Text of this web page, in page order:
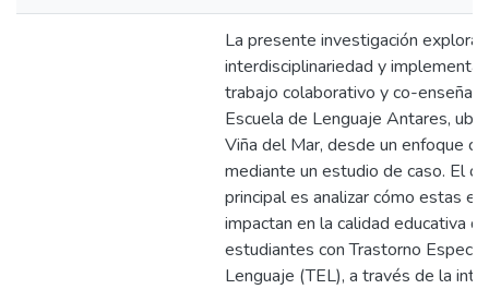
La presente investigación explora
interdisciplinariedad y
trabajo colaborativo y co-
Escuela de Lenguaje Antares,
Viña del Mar, desde un enfoque
mediante un estudio de caso. El
principal es analizar cómo estas
impactan en la calidad educativa de
estudiantes con Trastorno
Lenguaje (TEL), a través de la